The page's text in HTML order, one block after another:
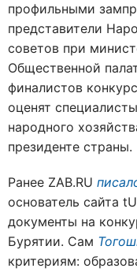
профильными
представители
советов при
Общественной
финалистов
оценят
народного
президенте страны.
Ранее ZAB.RU
основатель сайта
документы на
Бурятии. Сам
критериям: